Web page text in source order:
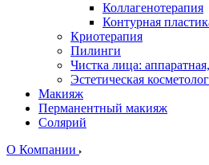
Коллагенотерапия
Контурная
Криотерапия
Пилинги
Чистка лица:
Эстетическая
Макияж
Перманентный макияж
Солярий
О Компании